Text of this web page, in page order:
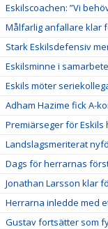
Eskilscoachen: ”Vi
Målfarlig anfallare klar
Stark Eskilsdefensiv
Eskilsminne i
Eskils möter
Adham Hazime fick A-
Premiärseger för Eskils
Landslagsmeriterat
Dags för herrarnas
Jonathan Larsson klar
Herrarna inledde med
Gustav fortsätter som